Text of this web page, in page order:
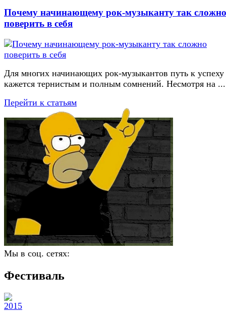
Почему начинающему рок-музыканту так сложно
поверить в себя
Для многих начинающих рок-музыкантов путь к успеху
кажется тернистым и полным сомнений. Несмотря на ...
Перейти к статьям
Мы в соц. сетях:
Фестиваль